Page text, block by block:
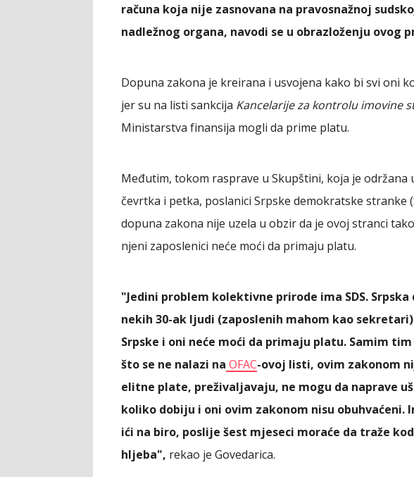
računa koja nije zasnovana na pravosnažnoj
nadležnog organa, navodi se u obrazloženju ovog
Dopuna zakona je kreirana i usvojena kako bi svi oni
jer su na listi sankcija Kancelarije za kontrolu imovine
Ministarstva finansija mogli da prime platu.
Međutim, tokom rasprave u Skupštini, koja je održana
čevrtka i petka, poslanici Srpske demokratske stranke
dopuna zakona nije uzela u obzir da je ovoj stranci
njeni zaposlenici neće moći da primaju platu.
"Jedini problem kolektivne prirode ima SDS.
nekih 30-ak ljudi (zaposlenih mahom kao
Srpske i oni neće moći da primaju platu. Samim
što se ne nalazi na OFAC-ovoj listi, ovim zakonom
elitne plate, preživaljavaju, ne mogu da naprave
koliko dobiju i oni ovim zakonom nisu obuhvaćeni.
ići na biro, poslije šest mjeseci moraće da traže
hljeba", rekao je Govedarica.